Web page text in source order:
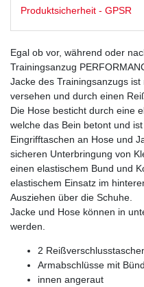
Produktsicherheit - GPSR
Egal ob vor, während oder
Trainingsanzug
Jacke des Trainingsanzugs
versehen und durch einen
Die Hose besticht durch eine
welche das Bein betont und
Eingrifftaschen an Hose und
sicheren Unterbringung von
einen elastischem Bund und
elastischem Einsatz im
Ausziehen über die Schuhe.
Jacke und Hose können in
werden.
2
Armabschlüsse mit
innen angeraut